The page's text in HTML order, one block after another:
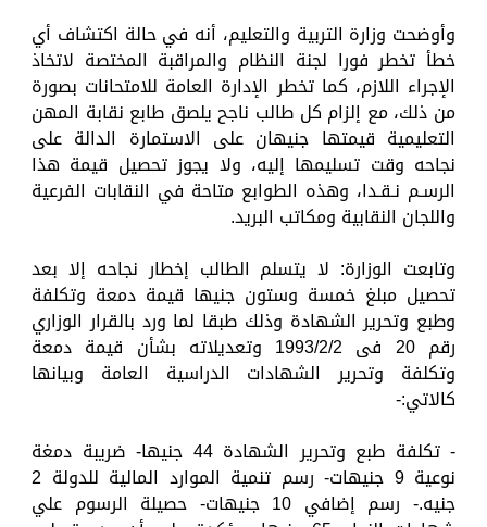
وأوضحت وزارة التربية والتعليم، أنه في حالة اكتشاف أي
خطأ تخطر فورا لجنة النظام والمراقبة المختصة لاتخاذ
الإجراء اللازم، كما تخطر الإدارة العامة للامتحانات بصورة
من ذلك، مع إلزام كل طالب ناجح يلصق طابع نقابة المهن
التعليمية قيمتها جنيهان على الاستمارة الدالة على
نجاحه وقت تسليمها إليه، ولا يجوز تحصيل قيمة هذا
الرسـم نـقـدا، وهذه الطوابع متاحة في النقابات الفرعية
واللجان النقابية ومكاتب البريد.
وتابعت الوزارة: لا يتسلم الطالب إخطار نجاحه إلا بعد
تحصيل مبلغ خمسة وستون جنيها قيمة دمعة وتكلفة
وطبع وتحرير الشهادة وذلك طبقا لما ورد بالقرار الوزاري
رقم 20 فی 1993/2/2 وتعديلاته بشأن قيمة دمعة
وتكلفة وتحرير الشهادات الدراسية العامة وبيانها
كالاتي:-
- تكلفة طبع وتحرير الشهادة 44 جنيها- ضريبة دمغة
نوعية 9 جنيهات- رسم تنمية الموارد المالية للدولة 2
جنيه.- رسم إضافي 10 جنيهات- حصيلة الرسوم علي